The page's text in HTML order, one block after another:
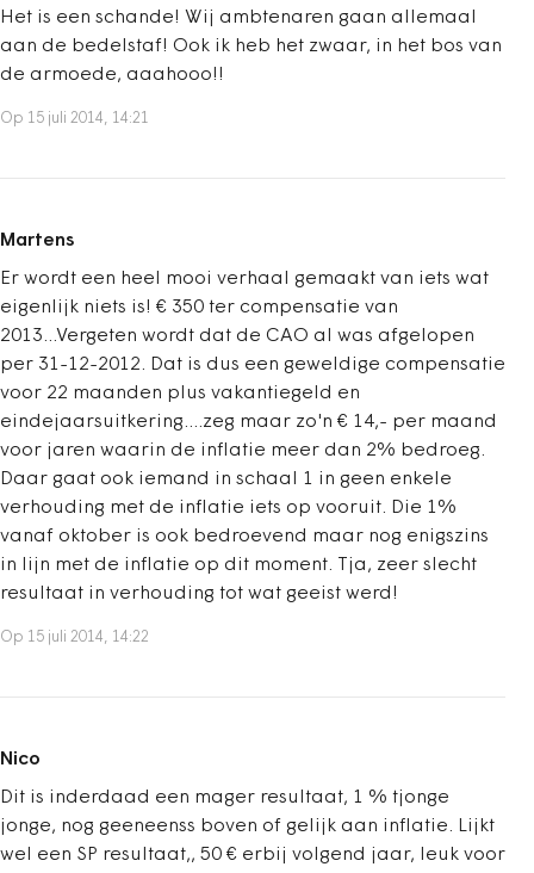
Het is een schande! Wij ambtenaren gaan allemaal
aan de bedelstaf! Ook ik heb het zwaar, in het bos van
de armoede, aaahooo!!
Op 15 juli 2014, 14:21
Martens
Er wordt een heel mooi verhaal gemaakt van iets wat
eigenlijk niets is! € 350 ter compensatie van
2013...Vergeten wordt dat de CAO al was afgelopen
per 31-12-2012. Dat is dus een geweldige compensatie
voor 22 maanden plus vakantiegeld en
eindejaarsuitkering....zeg maar zo'n € 14,- per maand
voor jaren waarin de inflatie meer dan 2% bedroeg.
Daar gaat ook iemand in schaal 1 in geen enkele
verhouding met de inflatie iets op vooruit. Die 1%
vanaf oktober is ook bedroevend maar nog enigszins
in lijn met de inflatie op dit moment. Tja, zeer slecht
resultaat in verhouding tot wat geeist werd!
Op 15 juli 2014, 14:22
Nico
Dit is inderdaad een mager resultaat, 1 % tjonge
jonge, nog geeneenss boven of gelijk aan inflatie. Lijkt
wel een SP resultaat,, 50 € erbij volgend jaar, leuk voor